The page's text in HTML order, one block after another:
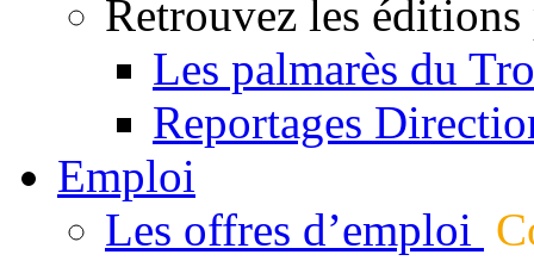
Retrouvez les éditions
Les palmarès du
Reportages
Emploi
Les offres d’emploi